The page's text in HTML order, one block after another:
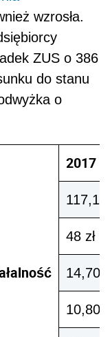
wzrosła.
ZUS o 386
do stanu
o
2017
117,12
48 zł
14,70
10,80